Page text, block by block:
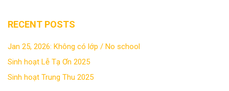
RECENT POSTS
Jan 25, 2026: Không có lớp / No school
Sinh hoạt Lễ Tạ Ơn 2025
Sinh hoạt Trung Thu 2025